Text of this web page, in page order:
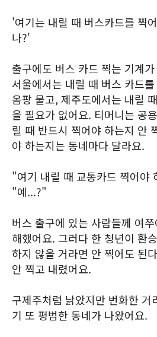
'여기는 내릴 때 버스카드를 찍
나?'
출구에도 버스 카드 찍는 기계
서울에서는 내릴 때 버스 카드
옴팡 물고, 제주도에서는 내릴
을 필요가 없어요. 티머니는 공
릴 때 반드시 찍어야 하는지 안
야 하는지는 동네마다 달라요.
"여기 내릴 때 교통카드 찍어야
"예...?"
버스 출구에 있는 사람들께 여
해했어요. 그러다 한 청년이 환
하지 않을 거라면 안 찍어도 된
안 찍고 내렸어요.
구제주처럼 낡았지만 번화한 거
기 또 평범한 동네가 나왔어요.